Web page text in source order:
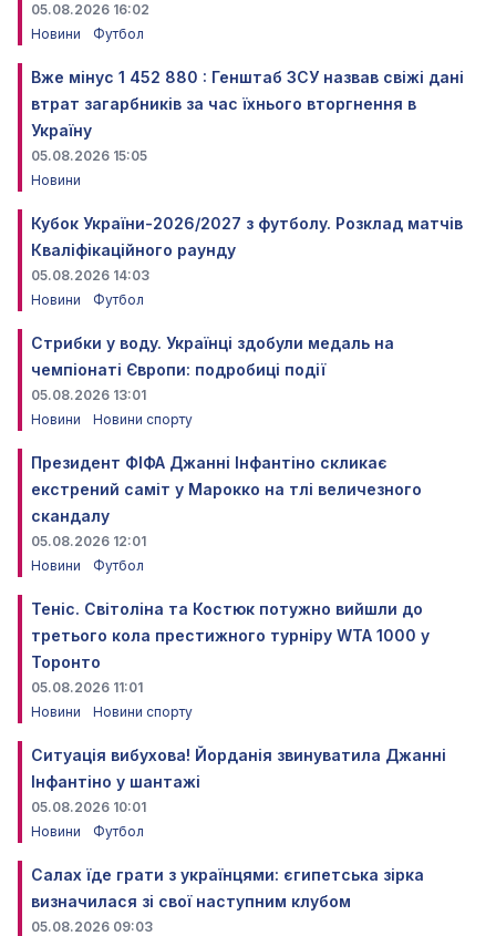
05.08.2026 16:02
Новини
Футбол
Вже мінус 1 452 880 : Генштаб ЗСУ назвав свіжі дані
втрат загарбників за час їхнього вторгнення в
Україну
05.08.2026 15:05
Новини
Кубок України-2026/2027 з футболу. Розклад матчів
Кваліфікаційного раунду
05.08.2026 14:03
Новини
Футбол
Стрибки у воду. Українці здобули медаль на
чемпіонаті Європи: подробиці події
05.08.2026 13:01
Новини
Новини спорту
Президент ФІФА Джанні Інфантіно скликає
екстрений саміт у Марокко на тлі величезного
скандалу
05.08.2026 12:01
Новини
Футбол
Теніс. Світоліна та Костюк потужно вийшли до
третього кола престижного турніру WTA 1000 у
Торонто
05.08.2026 11:01
Новини
Новини спорту
Ситуація вибухова! Йорданія звинуватила Джанні
Інфантіно у шантажі
05.08.2026 10:01
Новини
Футбол
Салах їде грати з українцями: єгипетська зірка
визначилася зі свої наступним клубом
05.08.2026 09:03